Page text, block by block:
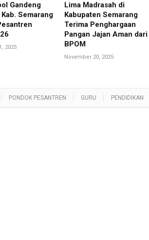
Gandeng
Semarang
2025
Lima Madrasah di
Kabupaten Semarang
Terima Penghargaan
Pangan Jajan Aman dari
BPOM
November 20, 2025
PONDOK PESANTREN GURU PENDIDIKAN